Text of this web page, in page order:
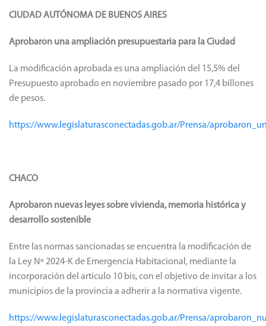
CIUDAD AUTÓNOMA DE BUENOS AIRES
Aprobaron una ampliación presupuestaria para la Ciudad
La modificación aprobada es una ampliación del 15,5% del
Presupuesto aprobado en noviembre pasado por 17,4 billones
de pesos.
https://www.legislaturasconectadas.gob.ar/Prensa/
CHACO
Aprobaron nuevas leyes sobre vivienda, memoria histórica y
desarrollo sostenible
Entre las normas sancionadas se encuentra la modificación de
la Ley Nº 2024-K de Emergencia Habitacional, mediante la
incorporación del artículo 10 bis, con el objetivo de invitar a los
municipios de la provincia a adherir a la normativa vigente.
https://www.legislaturasconectadas.gob.ar/Prensa/